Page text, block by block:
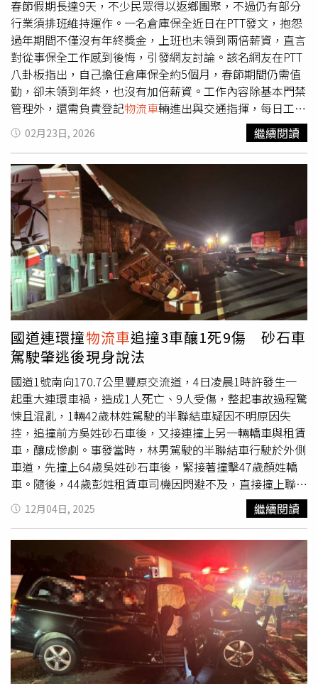
春節假期長達9天，不少民眾得以返鄉團聚，不過仍有部分
行業須排班維持運作。一名倉庫保全近日在PTT發文，抱怨
過年期間不僅沒有年終獎金，上班也未領到兩倍薪資，直言
對從事保全工作感到後悔，引發網友討論。該名網友在PTT
八卦板指出，自己擔任倉庫保全約5個月，春節期間仍需值
勤，卻未領到年終，也沒有加倍薪資。工作內容除基本門禁
管理外，還需負責登記物流車輛進出與交通指揮，每日工時
長達12小時。儘管實領薪資約3萬8，他仍認為整體勞務負
擔偏重，直言「很後悔當保全」，並透露有意盡快轉職。貼
文曝光後引發熱議。有網友留言表示，「你這工時和薪水，
不如跑外送應該輕鬆破四萬」、「除夕那幾天沒兩倍可以檢
舉啊」、「你去超商大夜班還沒那麼慘」、「做一休一嗎？
沒有的話繼續做太傻了」、「基本工資都30K起跳了，你上
12小時才38K」、「你是大7小6的，那時薪不就不到150，
趕快換間保全吧，領4萬多的那種」、「桃園隨便找個二休
二的作業員，都比這強吧」、「12小時實拿三萬八有點
低」。也有自稱曾任保全的網友分析，「你這個明顯就是保
全+倉管，最屎缺的那種，要當保全絕對不去傳產」、「不
是保全都可以躺平的，要躺平要看單位、福利、地點，你選
到屎點當然屎」、「社區保全爽多了，供你參考」、「我們
社區會給保全年終半個月咧」、「你這是保全中最屎的，不
如隨便找個打工時薪也有200」、「你挑錯缺了吧，保全就
是要爽，還挑累的」。
02月23日, 2026 繼續閱讀
國道連環撞物流車追撞3車釀1死9傷 砂石車
駕駛肇逃後現身說法
國道1號南向170.7公里豐原交流道，4日凌晨1時許發生一
起重大連環車禍，造成1人死亡、9人受傷，整起事故過程驚
悚且混亂，1輛42歲林姓駕駛的半聯結車疑因不明原因失
控，追撞前方吳姓砂石車後，又接連撞上另一輛轎車與租賃
車，釀成慘劇。事發當時，林男駕駛的半聯結車行駛於外側
車道，先撞上64歲吳姓砂石車後，緊接著撞擊47歲顏姓轎
車。隨後，44歲彭姓租賃車司機因閃避不及，直接撞上聯結
車車尾，造成彭男頸部當場重創，送醫急救後仍宣告不治，
現場還造成多人受傷，送醫治療，事故現場一度交通壅塞，
警方緊急封閉事故路段處理。事故發生後，吳姓砂石車駕駛
竟未留在現場，涉嫌肇事逃逸，經警方追查，吳男於上午到
案說明，他表示當時並未發現自己遭到追撞，因此未留在現
場。警方表示，仍將進一步調查砂石車後車斗的損毀痕跡及
其他目擊者證詞，以釐清事故責任及詳細經過。
12月04日, 2025 繼續閱讀